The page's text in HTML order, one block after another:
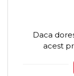
Daca
acest